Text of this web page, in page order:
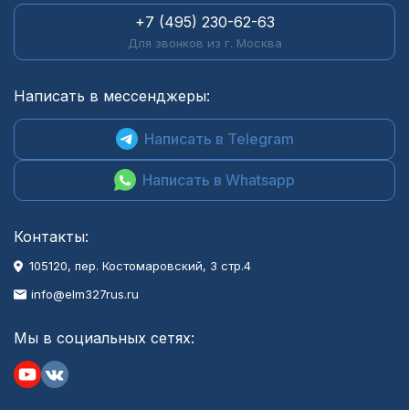
+7 (495) 230-62-63
Для звонков из г. Москва
Написать в мессенджеры:
Написать в Telegram
Написать в Whatsapp
Контакты:
105120, пер. Костомаровский, 3 стр.4
info@elm327rus.ru
Мы в социальных сетях: